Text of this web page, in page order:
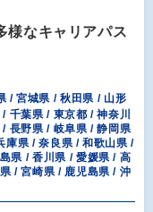
様なキャリアパス
/ 宮城県 / 秋田県 / 山形
千葉県 / 東京都 / 神奈川
長野県 / 岐阜県 / 静岡県
庫県 / 奈良県 / 和歌山県 /
県 / 香川県 / 愛媛県 / 高
/ 宮崎県 / 鹿児島県 / 沖